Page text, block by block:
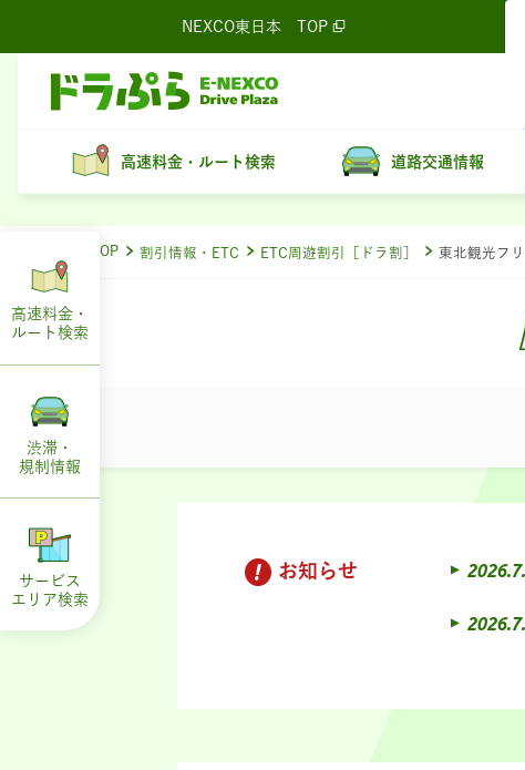
NEXCO東日本 TOP
高速料金・ルート検索 道路交通情報
ETC周遊割引［ドラ割］トップ
ドラぷらTOP 割引情報・ETC ETC周遊割引［ドラ割］ 東北観光フ
お知らせ
高速料金・
ルート 検索
渋滞・
規制情報
サービス
エリア検索